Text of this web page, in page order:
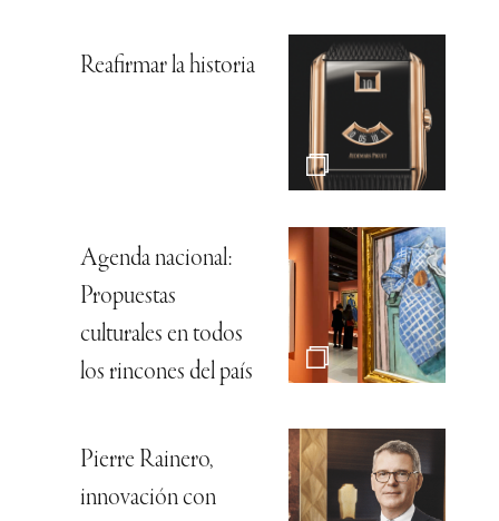
Reafirmar la historia
Agenda nacional:
Propuestas
culturales en todos
los rincones del país
Pierre Rainero,
innovación con